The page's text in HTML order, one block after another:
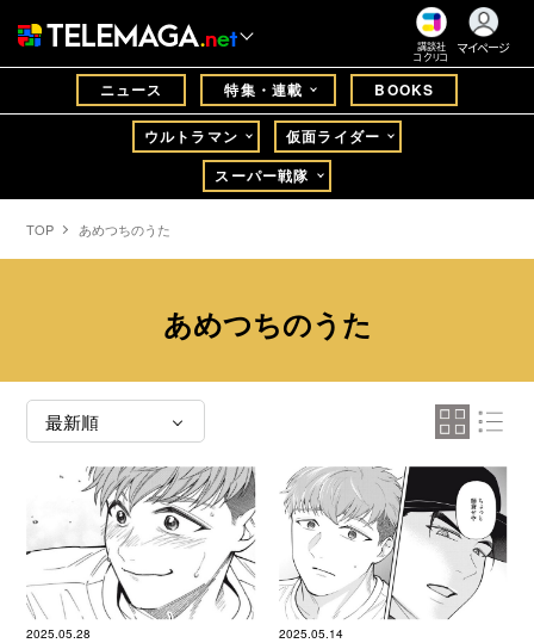
講談社
コクリコ
マイページ
ニュース 特集・連載 BOOKS
ウルトラマン
仮面ライダー
スーパー戦隊
TOP あめつちのうた
あめつちのうた
2025.05.28 2025.05.14